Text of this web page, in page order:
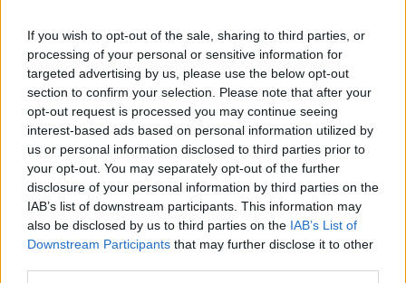
If you wish to opt-out of the sale, sharing to third parties, or
processing of your personal or sensitive information for
targeted advertising by us, please use the below opt-out
section to confirm your selection. Please note that after your
opt-out request is processed you may continue seeing
interest-based ads based on personal information utilized by
us or personal information disclosed to third parties prior to
your opt-out. You may separately opt-out of the further
disclosure of your personal information by third parties on the
IAB’s list of downstream participants. This information may
also be disclosed by us to third parties on the IAB’s List of
Downstream Participants that may further disclose it to other
perc
Az elmúlt két évben Orbán Viktor több mint 60
politikust látott vendégül a Karmelitában,
amelyek között elsöprő többségben vannak
Orbán szélsőjobboldali, autokrata, diktátor
szövetségesei, de azért pár vele szemben
kritikus politikus is megfordult a Várban. A 444.hu
összegyűjtötte, hogy kik jártak a miniszterelnöki